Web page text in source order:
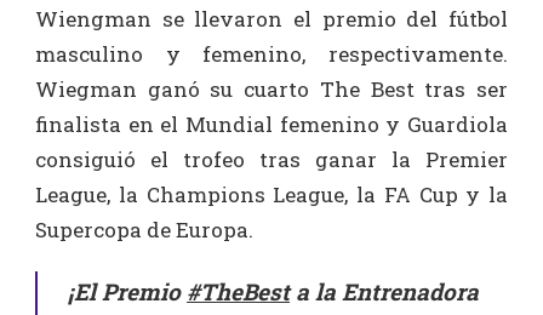
Wiengman se llevaron el premio del fútbol
masculino y femenino, respectivamente.
Wiegman ganó su cuarto The Best tras ser
finalista en el Mundial femenino y Guardiola
consiguió el trofeo tras ganar la Premier
League, la Champions League, la FA Cup y la
Supercopa de Europa.
¡El Premio #TheBesta la Entrenadora